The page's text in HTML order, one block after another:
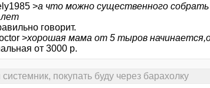
>а что можно существенного
лет
говорит.
>хорошая мама от 5 тыров
от 3000 р.
покупать буду через барахолку